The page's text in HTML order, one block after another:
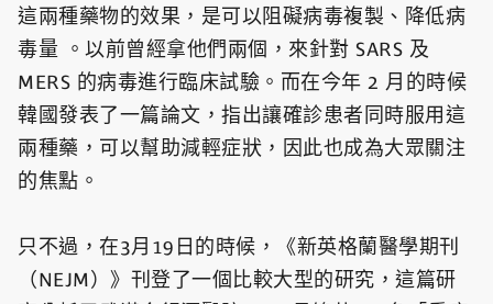
這兩種藥物的效果，是可以阻礙病毒複製、降低病
毒量 。以前曾經拿他們兩個，來針對 SARS 及
MERS 的病毒進行臨床試驗。而在今年 2 月的時候
韓國發表了一篇論文，指出讓確診患者同時服用這
兩種藥，可以幫助減輕症狀，因此也成為大眾關注
的焦點。
只不過，在3月19日的時候，《新英格蘭醫學期刊
（NEJM）》刊登了一個比較大型的研究，這篇研